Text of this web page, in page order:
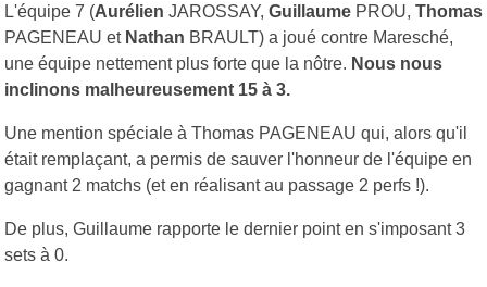
L'équipe 7 (Aurélien JAROSSAY, Guillaume PROU, Thomas
PAGENEAU et Nathan BRAULT) a joué contre Maresché,
une équipe nettement plus forte que la nôtre. Nous nous
inclinons malheureusement 15 à 3.
Une mention spéciale à Thomas PAGENEAU qui, alors qu'il
était remplaçant, a permis de sauver l'honneur de l'équipe en
gagnant 2 matchs (et en réalisant au passage 2 perfs !).
De plus, Guillaume rapporte le dernier point en s'imposant 3
sets à 0.